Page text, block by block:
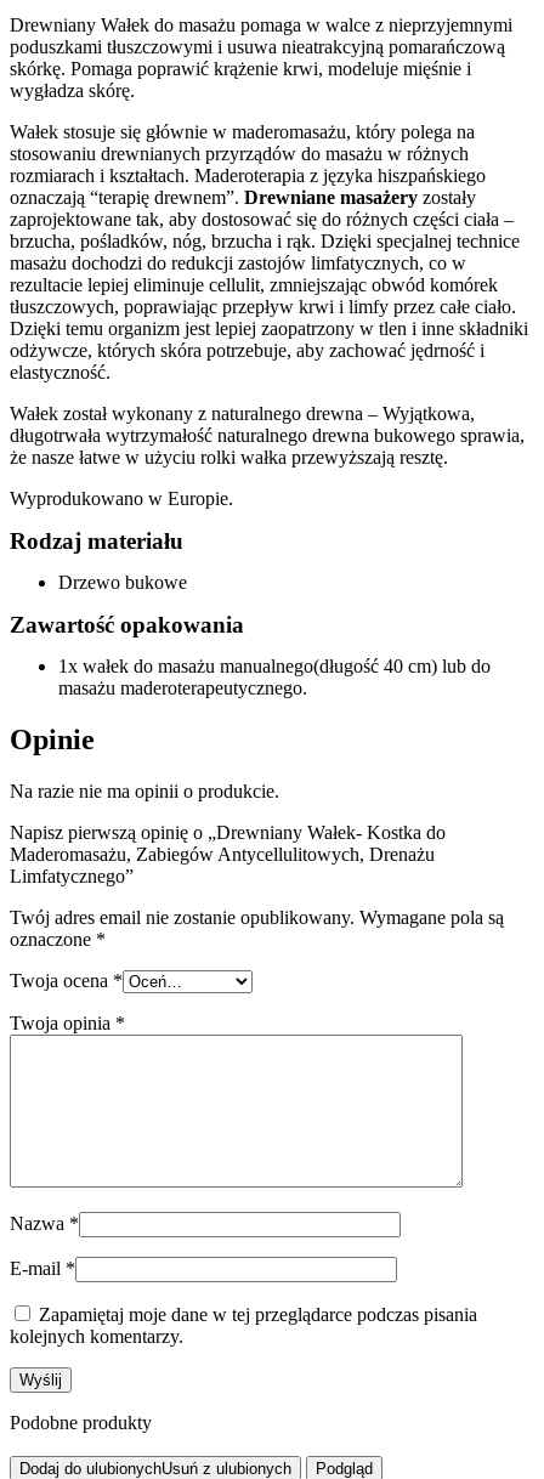
Drewniany Wałek do masażu pomaga w walce z nieprzyjemnymi
poduszkami tłuszczowymi i usuwa nieatrakcyjną pomarańczową
skórkę. Pomaga poprawić krążenie krwi, modeluje mięśnie i
wygładza skórę.
Wałek stosuje się głównie w maderomasażu, który polega na
stosowaniu drewnianych przyrządów do masażu w różnych
rozmiarach i kształtach. Maderoterapia z języka hiszpańskiego
oznaczają “terapię drewnem”. Drewniane masażery zostały
zaprojektowane tak, aby dostosować się do różnych części ciała –
brzucha, pośladków, nóg, brzucha i rąk. Dzięki specjalnej technice
masażu dochodzi do redukcji zastojów limfatycznych, co w
rezultacie lepiej eliminuje cellulit, zmniejszając obwód komórek
tłuszczowych, poprawiając przepływ krwi i limfy przez całe ciało.
Dzięki temu organizm jest lepiej zaopatrzony w tlen i inne składniki
odżywcze, których skóra potrzebuje, aby zachować jędrność i
elastyczność.
Wałek został wykonany z naturalnego drewna – Wyjątkowa,
długotrwała wytrzymałość naturalnego drewna bukowego sprawia,
że ​​nasze łatwe w użyciu rolki wałka przewyższają resztę.
Wyprodukowano w Europie.
Rodzaj materiału
Drzewo bukowe
Zawartość opakowania
1x wałek do masażu manualnego(długość 40 cm) lub do
masażu maderoterapeutycznego.
Opinie
Na razie nie ma opinii o produkcie.
Napisz pierwszą opinię o „Drewniany Wałek- Kostka do
Maderomasażu, Zabiegów Antycellulitowych, Drenażu
Limfatycznego”
Twój adres email nie zostanie opublikowany. Wymagane pola są
oznaczone *
Twoja ocena *
Twoja opinia *
Nazwa *
E-mail *
Zapamiętaj moje dane w tej przeglądarce podczas pisania
kolejnych komentarzy.
Podobne produkty
Dodaj do ulubionychUsuń z ulubionych
Podgląd